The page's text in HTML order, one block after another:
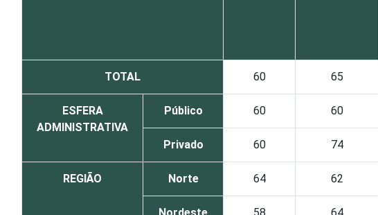
TOTAL 60 65
ESFERA
ADMINISTRATIVA
Público 60 60
Privado 60 74
REGIÃO Norte 64 62